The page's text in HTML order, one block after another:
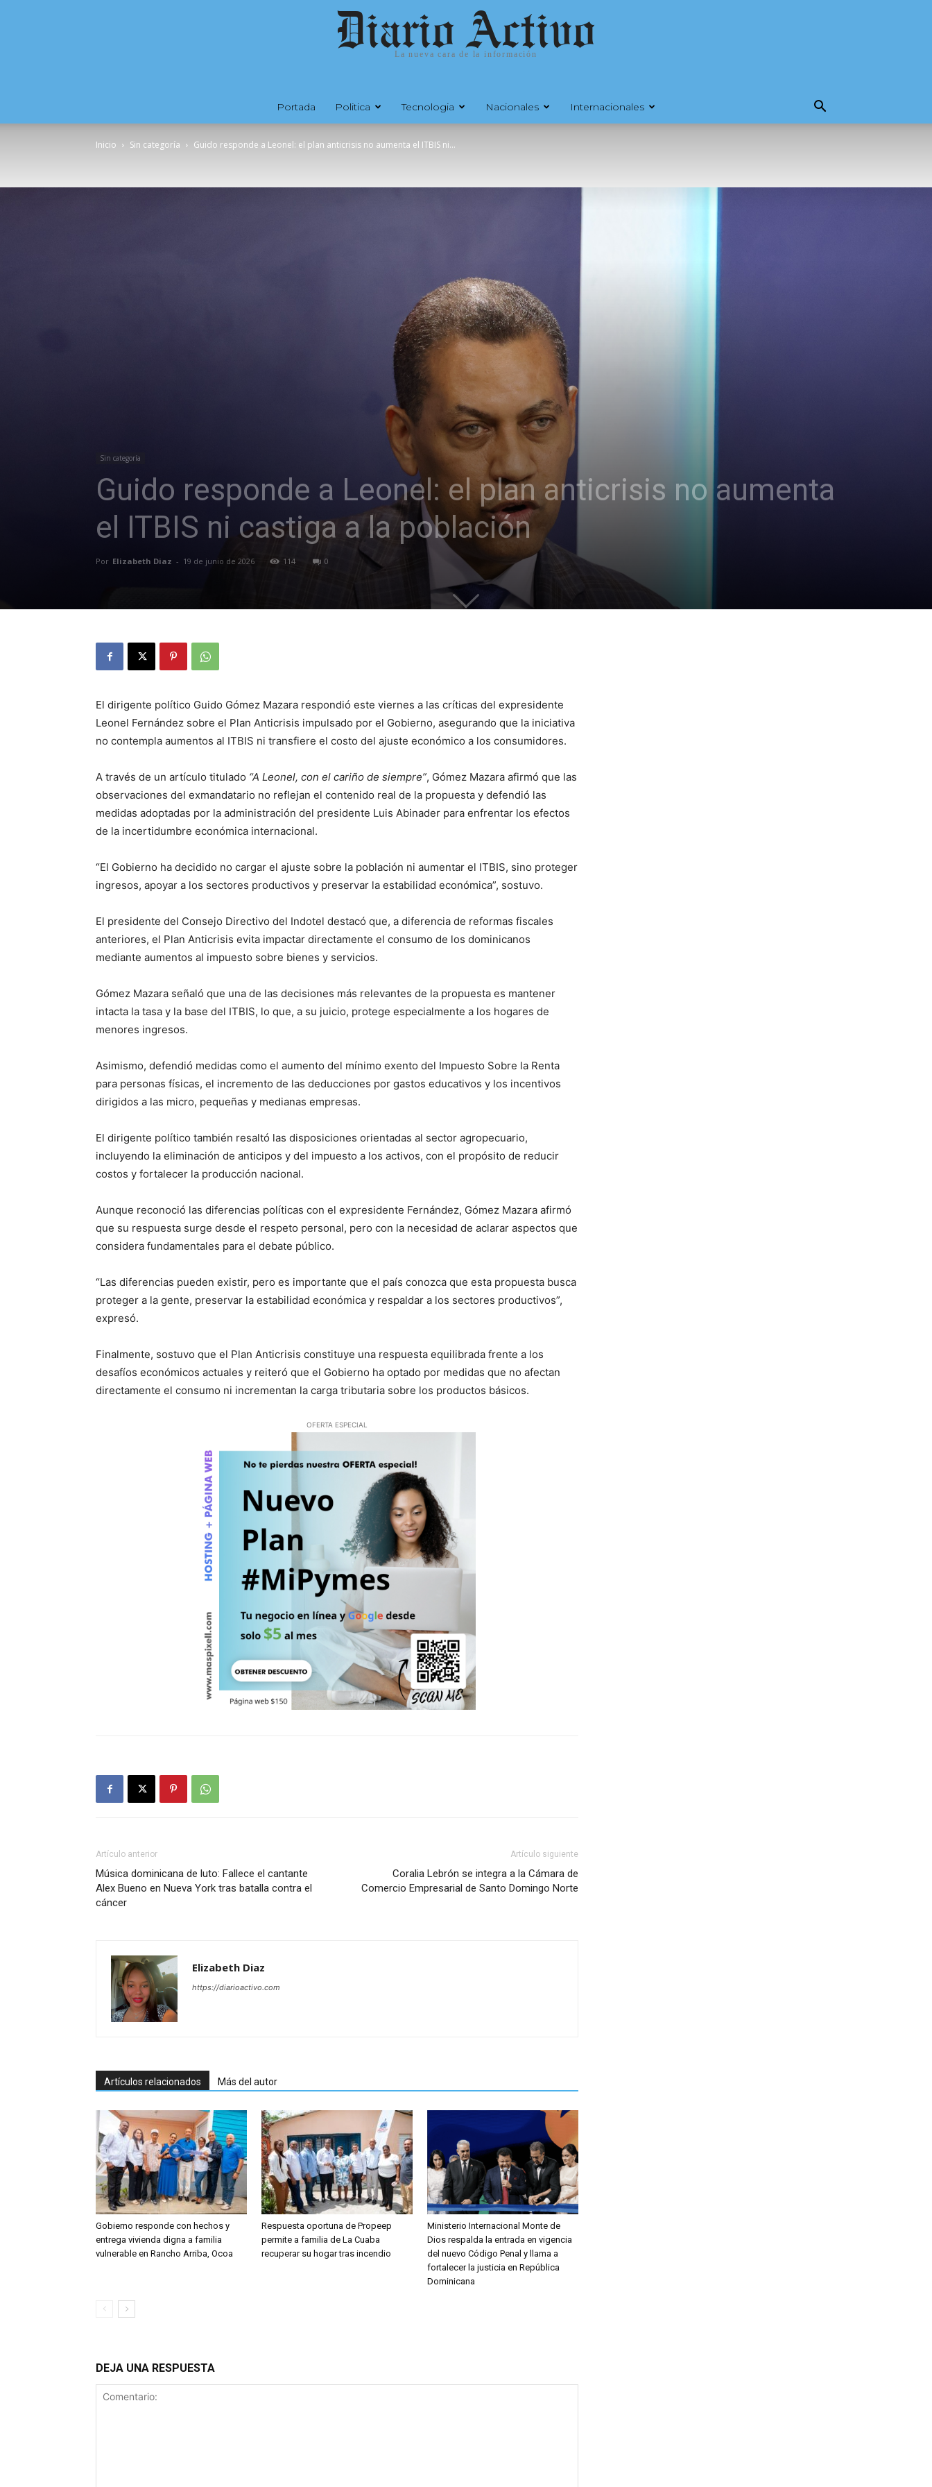
Diario Activo
La nueva cara de la información
Portada Politica Tecnologia Nacionales Internacionales
Inicio Sin categoría Guido responde a Leonel: el plan anticrisis no aumenta el ITBIS ni...
Sin categoría
Guido responde a Leonel: el plan anticrisis no aumenta
el ITBIS ni castiga a la población
Por Elizabeth Diaz - 19 de junio de 2026 114 0
El dirigente político Guido Gómez Mazara respondió este viernes a las críticas del expresidente
Leonel Fernández sobre el Plan Anticrisis impulsado por el Gobierno, asegurando que la iniciativa
no contempla aumentos al ITBIS ni transfiere el costo del ajuste económico a los consumidores.
A través de un artículo titulado “A Leonel, con el cariño de siempre”, Gómez Mazara afirmó que las
observaciones del exmandatario no reflejan el contenido real de la propuesta y defendió las
medidas adoptadas por la administración del presidente Luis Abinader para enfrentar los efectos
de la incertidumbre económica internacional.
“El Gobierno ha decidido no cargar el ajuste sobre la población ni aumentar el ITBIS, sino proteger
ingresos, apoyar a los sectores productivos y preservar la estabilidad económica”, sostuvo.
El presidente del Consejo Directivo del Indotel destacó que, a diferencia de reformas fiscales
anteriores, el Plan Anticrisis evita impactar directamente el consumo de los dominicanos
mediante aumentos al impuesto sobre bienes y servicios.
Gómez Mazara señaló que una de las decisiones más relevantes de la propuesta es mantener
intacta la tasa y la base del ITBIS, lo que, a su juicio, protege especialmente a los hogares de
menores ingresos.
Asimismo, defendió medidas como el aumento del mínimo exento del Impuesto Sobre la Renta
para personas físicas, el incremento de las deducciones por gastos educativos y los incentivos
dirigidos a las micro, pequeñas y medianas empresas.
El dirigente político también resaltó las disposiciones orientadas al sector agropecuario,
incluyendo la eliminación de anticipos y del impuesto a los activos, con el propósito de reducir
costos y fortalecer la producción nacional.
Aunque reconoció las diferencias políticas con el expresidente Fernández, Gómez Mazara afirmó
que su respuesta surge desde el respeto personal, pero con la necesidad de aclarar aspectos que
considera fundamentales para el debate público.
“Las diferencias pueden existir, pero es importante que el país conozca que esta propuesta busca
proteger a la gente, preservar la estabilidad económica y respaldar a los sectores productivos”,
expresó.
Finalmente, sostuvo que el Plan Anticrisis constituye una respuesta equilibrada frente a los
desafíos económicos actuales y reiteró que el Gobierno ha optado por medidas que no afectan
directamente el consumo ni incrementan la carga tributaria sobre los productos básicos.
OFERTA ESPECIAL
Artículo anterior
Música dominicana de luto: Fallece el cantante
Alex Bueno en Nueva York tras batalla contra el
cáncer
Artículo siguiente
Coralia Lebrón se integra a la Cámara de
Comercio Empresarial de Santo Domingo Norte
Elizabeth Diaz
https://diarioactivo.com
Artículos relacionados Más del autor
Gobierno responde con hechos y
entrega vivienda digna a familia
vulnerable en Rancho Arriba, Ocoa
Respuesta oportuna de Propeep
permite a familia de La Cuaba
recuperar su hogar tras incendio
Ministerio Internacional Monte de
Dios respalda la entrada en vigencia
del nuevo Código Penal y llama a
fortalecer la justicia en República
Dominicana
DEJA UNA RESPUESTA